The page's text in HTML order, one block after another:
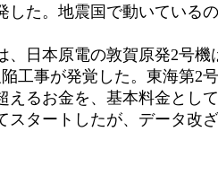
た。地震国で動いている
日本原電の敦賀原発2号機
事が発覚した。東海第2
るお金を、基本料金とし
タートしたが、データ改